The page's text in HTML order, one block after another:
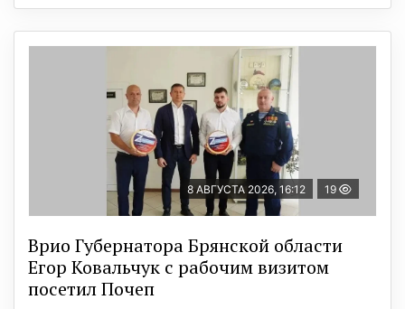
8 АВГУСТА 2026, 16:12 19
Врио Губернатора Брянской области
Егор Ковальчук с рабочим визитом
посетил Почеп